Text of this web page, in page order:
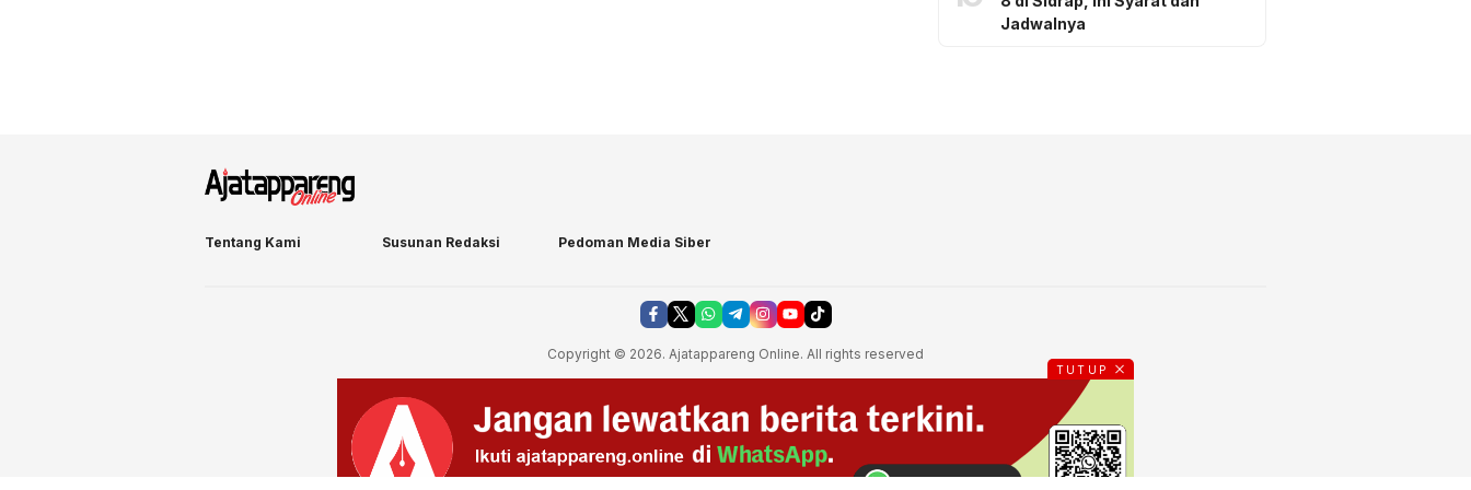
Jadwalnya
Tentang Kami Susunan Redaksi Pedoman Media Siber
Copyright © 2026. Ajatappareng Online. All rights reserved
TUTUP